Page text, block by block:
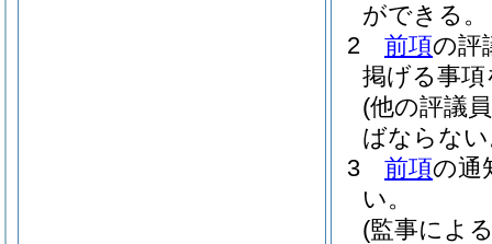
ができる。
2
前項の評
掲げる事
(他の評議
ばならな
3
前項の通
い。
(監事によ